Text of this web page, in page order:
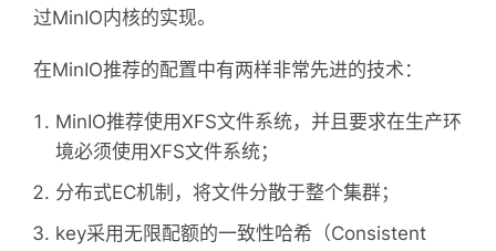
过MinIO内核的实现。
在MinIO推荐的配置中有两样非常先进的技术：
MinIO推荐使用XFS文件系统，并且要求在生产环
境必须使用XFS文件系统；
分布式EC机制，将文件分散于整个集群；
key采用无限配额的一致性哈希（Consistent